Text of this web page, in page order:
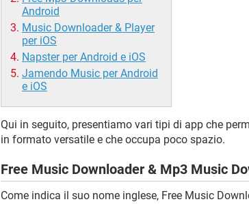
Android
Music Downloader & Player
per iOS
Napster per Android e iOS
Jamendo Music per Android
e iOS
Qui in seguito, presentiamo vari tipi di app che
in formato versatile e che occupa poco spazio.
Free Music Downloader & Mp3 Music
Come indica il suo nome inglese, Free Music